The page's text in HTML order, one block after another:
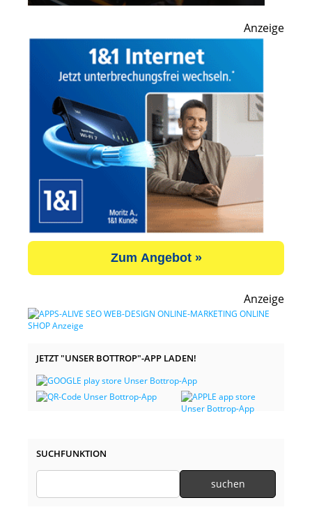
Anzeige
Zum Angebot »
Anzeige
JETZT "UNSER BOTTROP"-APP LADEN!
SUCHFUNKTION